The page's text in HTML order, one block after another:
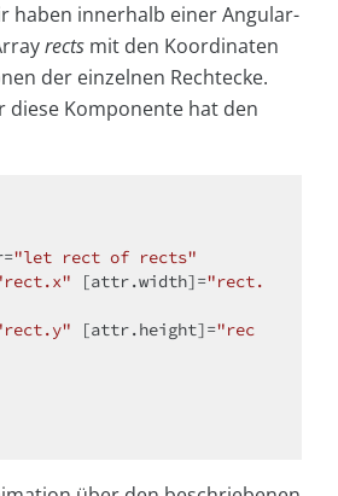
haben innerhalb einer Angular-
rects mit den Koordinaten
der einzelnen Rechtecke.
diese Komponente hat den
="let rect of rects"
[attr.width]="rect.
[attr.height]="rec